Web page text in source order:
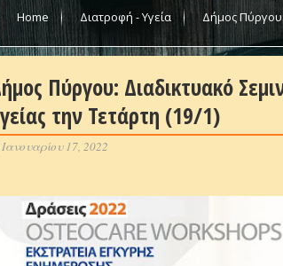
Home Διατροφή - Υγεία Δήμος Πύργου:
Πύργου: Διαδικτυακό
την Τετάρτη (19/1)
Ιανουαρίου 17, 2022